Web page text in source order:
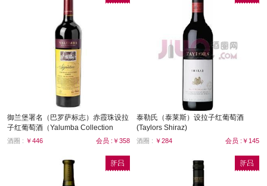
御兰堡署名（巴罗萨标志）赤霞珠设拉
子红葡萄酒（Yalumba Collection
Shiraz Cabernet Sauvignion）
酒圈 : ￥446 会员 :￥358
泰勒氏（泰莱斯）设拉子红葡萄酒
(Taylors Shiraz)
酒圈 : ￥284 会员 :￥145